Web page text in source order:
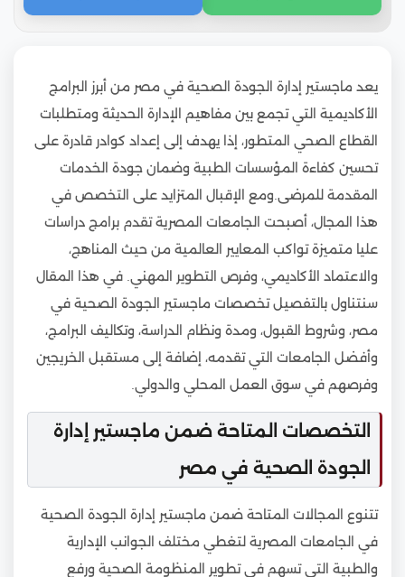
يعد ماجستير إدارة الجودة الصحية في مصر من أبرز البرامج
الأكاديمية التي تجمع بين مفاهيم الإدارة الحديثة ومتطلبات
القطاع الصحي المتطور، إذا يهدف إلى إعداد كوادر قادرة على
تحسين كفاءة المؤسسات الطبية وضمان جودة الخدمات
المقدمة للمرضى.ومع الإقبال المتزايد على التخصص في
هذا المجال، أصبحت الجامعات المصرية تقدم برامج دراسات
عليا متميزة تواكب المعايير العالمية من حيث المناهج،
والاعتماد الأكاديمي، وفرص التطوير المهني. في هذا المقال
سنتناول بالتفصيل تخصصات ماجستير الجودة الصحية في
مصر، وشروط القبول، ومدة ونظام الدراسة، وتكاليف البرامج،
وأفضل الجامعات التي تقدمه، إضافة إلى مستقبل الخريجين
وفرصهم في سوق العمل المحلي والدولي.
التخصصات المتاحة ضمن ماجستير إدارة
الجودة الصحية في مصر
تتنوع المجالات المتاحة ضمن ماجستير إدارة الجودة الصحية
في الجامعات المصرية لتغطي مختلف الجوانب الإدارية
والطبية التي تسهم في تطوير المنظومة الصحية ورفع